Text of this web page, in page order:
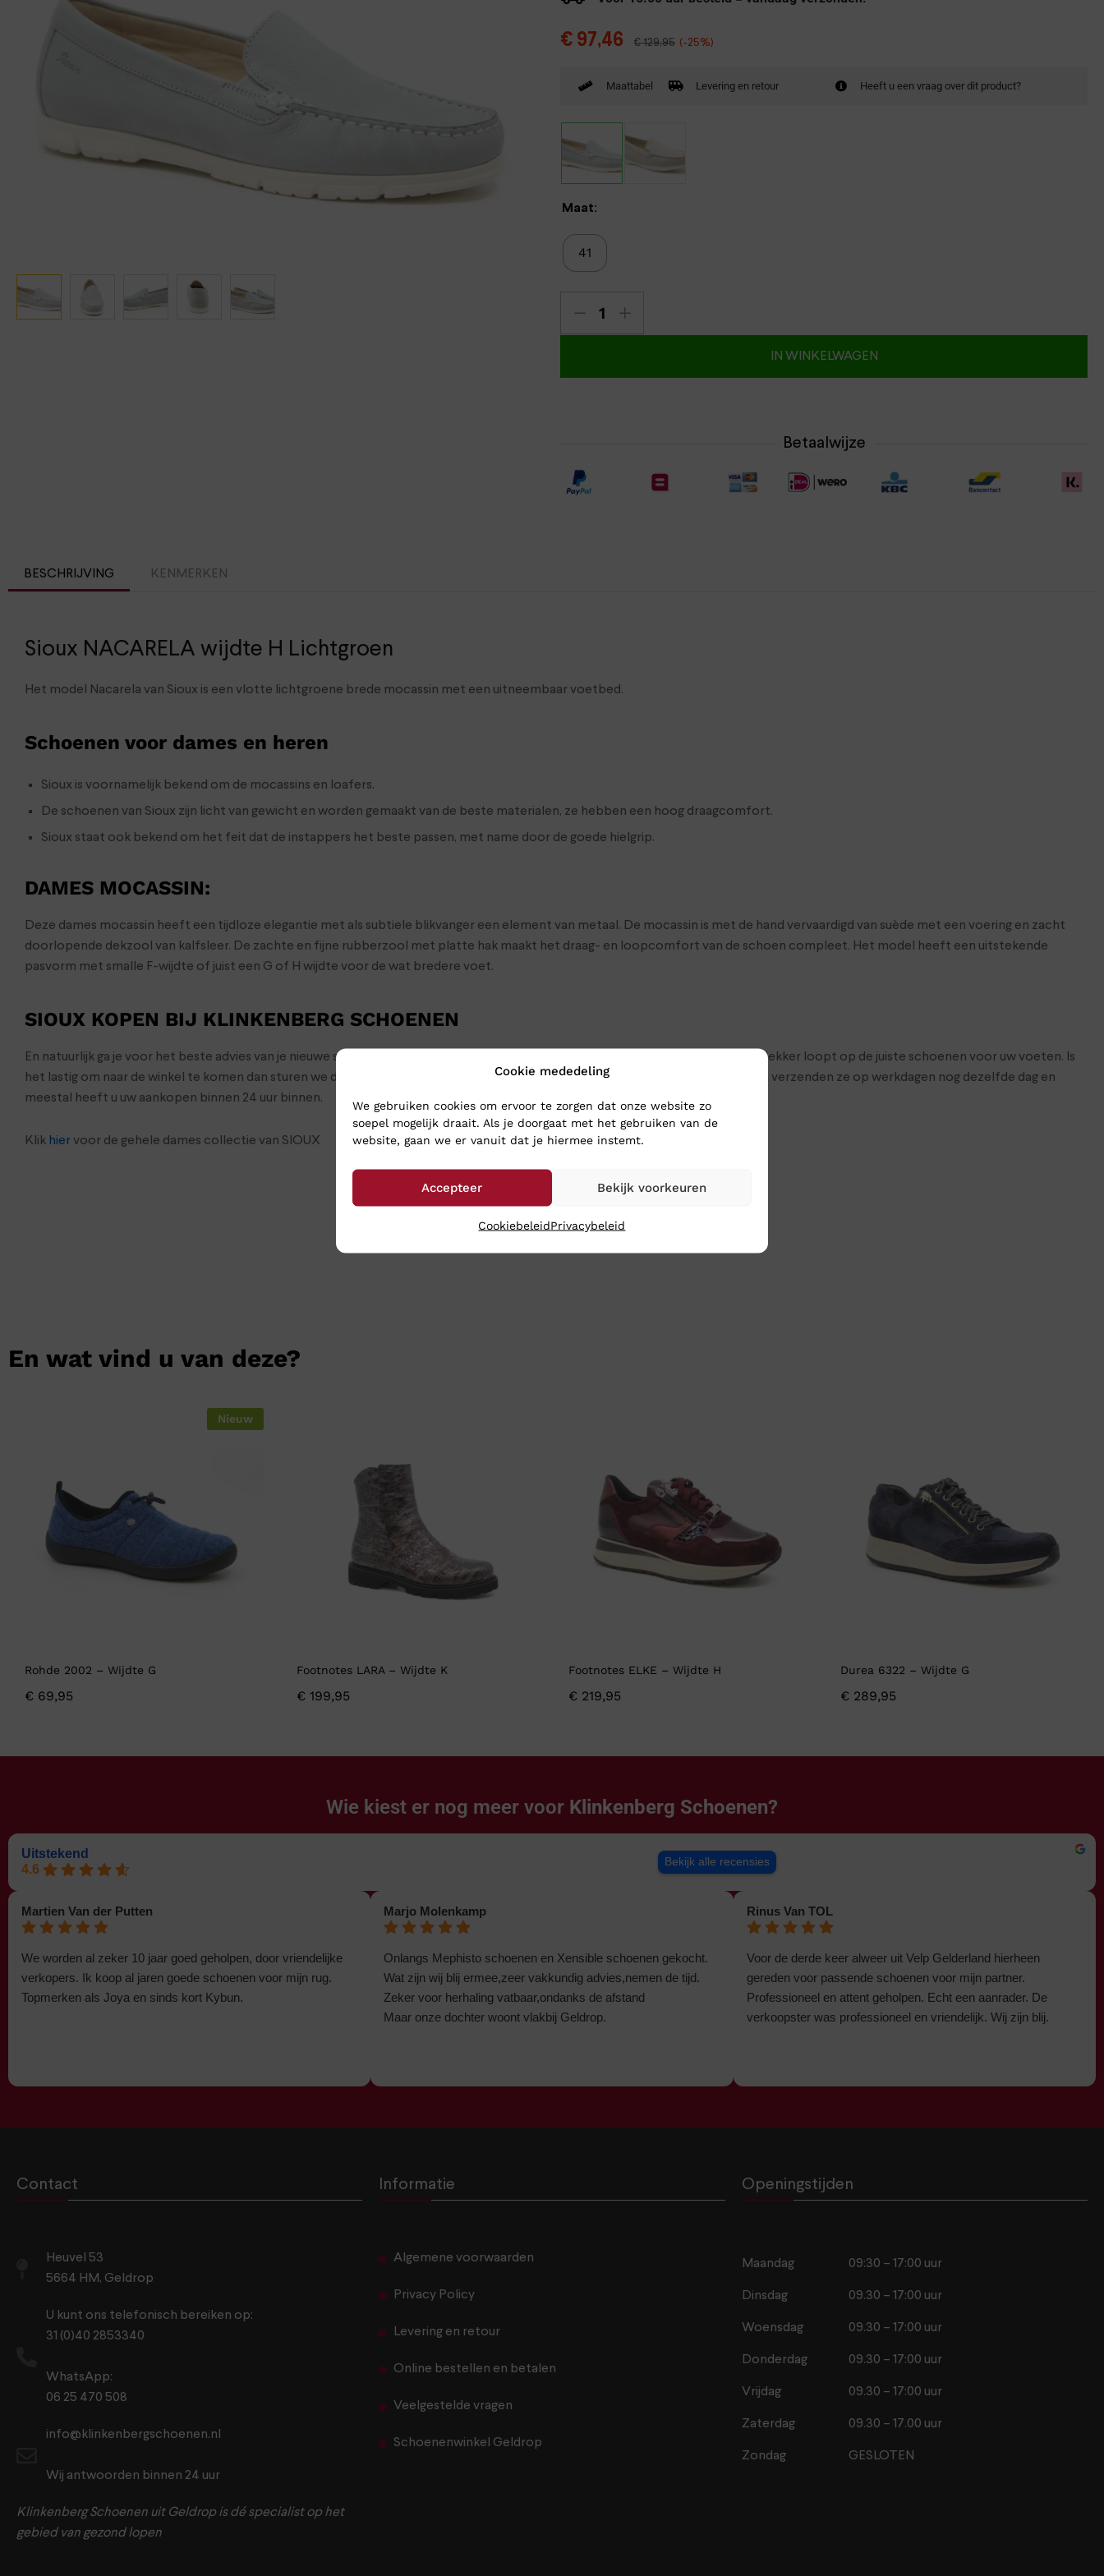
Cookie mededeling
We gebruiken cookies om ervoor te zorgen dat onze website zo
soepel mogelijk draait. Als je doorgaat met het gebruiken van de
website, gaan we er vanuit dat je hiermee instemt.
Accepteer Bekijk voorkeuren
CookiebeleidPrivacybeleid
Verbandschoenen (externe website)
Meindl € 97,46 €129,95 (-25%)
Maattabel Levering en retour Heeft u een vraag over dit product?
Maat:
41
IN WINKELWAGEN
Betaalwijze
BESCHRIJVING KENMERKEN
Sioux NACARELA wijdte H Lichtgroen
Het model Nacarela van Sioux is een vlotte lichtgroene brede mocassin met een uitneembaar voetbed.
Schoenen voor dames en heren
Sioux is voornamelijk bekend om de mocassins en loafers.
De schoenen van Sioux zijn licht van gewicht en worden gemaakt van de beste materialen, ze hebben een hoog draagcomfort.
Sioux staat ook bekend om het feit dat de instappers het beste passen, met name door de goede hielgrip.
DAMES MOCASSIN:
Deze dames mocassin heeft een tijdloze elegantie met als subtiele blikvanger een element van metaal. De mocassin is met de hand vervaardigd van suède met een voering en zacht
doorlopende dekzool van kalfsleer. De zachte en fijne rubberzool met platte hak maakt het draag- en loopcomfort van de schoen compleet. Het model heeft een uitstekende
pasvorm met smalle F-wijdte of juist een G of H wijdte voor de wat bredere voet.
SIOUX KOPEN BIJ KLINKENBERG SCHOENEN
En natuurlijk ga je voor het beste advies van je nieuwe schoenen naar Klinkenberg Schoenen in Geldrop. Dan weet je zeker dat je lekker loopt op de juiste schoenen voor uw voeten. Is
het lastig om naar de winkel te komen dan sturen we de schoenen toch gewoon naar je op: bestel ze online in onze webshop. Wij verzenden ze op werkdagen nog dezelfde dag en
meestal heeft u uw aankopen binnen 24 uur binnen.
Klik hiervoor de gehele dames collectie van SIOUX
En wat vind u van deze?
Nieuw
Rohde 2002 – Wijdte G
€ 69,95
Footnotes LARA – Wijdte K
€ 199,95
Footnotes ELKE – Wijdte H
€ 219,95
Durea 6322 – Wijdte G
€ 289,95
Wie kiest er nog meer voor Klinkenberg Schoenen?
Uitstekend
4.6
Bekijk alle recensies
Martien Van der Putten
We worden al zeker 10 jaar goed geholpen, door vriendelijke
verkopers. Ik koop al jaren goede schoenen voor mijn rug.
Topmerken als Joya en sinds kort Kybun.
Marjo Molenkamp
Onlangs Mephisto schoenen en Xensible schoenen gekocht.
Wat zijn wij blij ermee,zeer vakkundig advies,nemen de tijd.
Zeker voor herhaling vatbaar,ondanks de afstand
Maar onze dochter woont vlakbij Geldrop.
Rinus Van TOL
Voor de derde keer alweer uit Velp Gelderland hierheen
gereden voor passende schoenen voor mijn partner.
Professioneel en attent geholpen. Echt een aanrader. De
verkoopster was professioneel en vriendelijk. Wij zijn blij.
Contact
Heuvel 53
5664 HM, Geldrop
U kunt ons telefonisch bereiken op:
31 (0)40 2853340
WhatsApp:
06 25 470 508
info@klinkenbergschoenen.nl
Wij antwoorden binnen 24 uur
Klinkenberg Schoenen uit Geldrop is dé specialist op het
gebied van gezond lopen
Informatie
Algemene voorwaarden
Privacy Policy
Levering en retour
Online bestellen en betalen
Veelgestelde vragen
Schoenenwinkel Geldrop
Openingstijden
Maandag 09:30 – 17:00 uur
Dinsdag 09.30 – 17:00 uur
Woensdag 09.30 – 17:00 uur
Donderdag 09.30 – 17:00 uur
Vrijdag 09.30 – 17:00 uur
Zaterdag 09.30 – 17.00 uur
Zondag GESLOTEN